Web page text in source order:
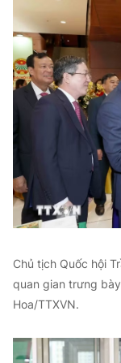
Chủ tịch Quốc hội
quan gian trưng
Hoa/TTXVN.